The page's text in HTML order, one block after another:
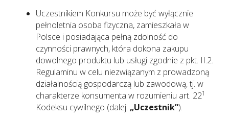
Uczestnikiem Konkursu może być wyłącznie
pełnoletnia osoba fizyczna, zamieszkała w
Polsce i posiadająca pełną zdolność do
czynności prawnych, która dokona zakupu
dowolnego produktu lub usługi zgodnie z pkt. II.2.
Regulaminu w celu niezwiązanym z prowadzoną
działalnością gospodarczą lub zawodową, tj. w
charakterze konsumenta w rozumieniu art. 221
Kodeksu cywilnego (dalej: „Uczestnik”).